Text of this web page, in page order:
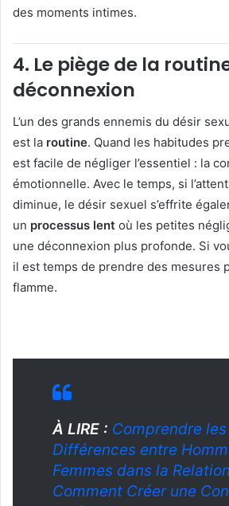
des moments intimes.
4. Le piège de la
déconnexion
L’un des grands ennemis du désir
est la routine. Quand les habitudes
est facile de négliger l’essentiel : la
émotionnelle. Avec le temps, si
diminue, le désir sexuel s’effrite
un processus lent où les petites
une déconnexion plus profonde. Si
il est temps de prendre des mesures
flamme.
À LIRE : Comprendre les
Différences entre
Femmes dans la
Comment Créer une